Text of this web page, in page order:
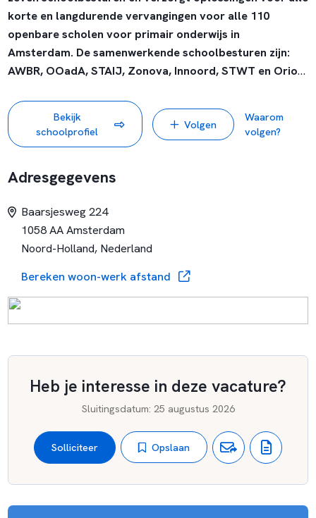
korte en langdurende vervangingen voor alle 110
openbare scholen voor primair onderwijs in
Amsterdam. De samenwerkende schoolbesturen zijn:
AWBR, OOadA, STAIJ, Zonova, Innoord, STWT en Orion
A'DAM Onderwijs zoekt voor korte en langdurende
vervangingen op 110 gevarieerde openbare scholen in
Amsterdam breed inzetbare, enthousiaste leerkrachten
Bekijk
schoolprofiel
Volgen
Waarom
volgen?
Adresgegevens
Baarsjesweg 224
1058 AA Amsterdam
Noord-Holland, Nederland
Bereken woon-werk afstand
Heb je interesse in deze vacature?
Sluitingsdatum: 25 augustus 2026
Solliciteer Opslaan